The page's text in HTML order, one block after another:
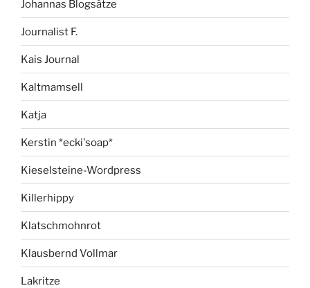
Johannas Blogsätze
Journalist F.
Kais Journal
Kaltmamsell
Katja
Kerstin *ecki'soap*
Kieselsteine-Wordpress
Killerhippy
Klatschmohnrot
Klausbernd Vollmar
Lakritze